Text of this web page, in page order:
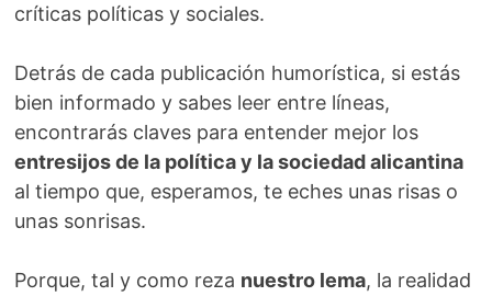
críticas políticas y sociales.
Detrás de cada publicación humorística, si estás
bien informado y sabes leer entre líneas,
encontrarás claves para entender mejor los
entresijos de la política y la sociedad alicantina
al tiempo que, esperamos, te eches unas risas o
unas sonrisas.
Porque, tal y como reza nuestro lema, la realidad